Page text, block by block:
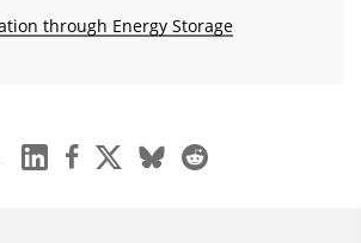
through Energy Storage
linkedinfacebook
x blueskyreddit